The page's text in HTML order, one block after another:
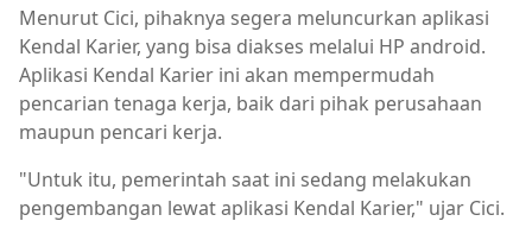
Menurut Cici, pihaknya segera meluncurkan aplikasi
Kendal Karier, yang bisa diakses melalui HP android.
Aplikasi Kendal Karier ini akan mempermudah
pencarian tenaga kerja, baik dari pihak perusahaan
maupun pencari kerja.
"Untuk itu, pemerintah saat ini sedang melakukan
pengembangan lewat aplikasi Kendal Karier," ujar Cici.